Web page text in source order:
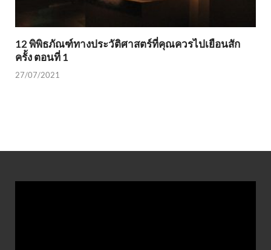
12 พิพิธภัณฑ์ทางประวัติศาสตร์ที่คุณควรไปเยือนสัก
ครั้ง ตอนที่ 1
27/07/2021